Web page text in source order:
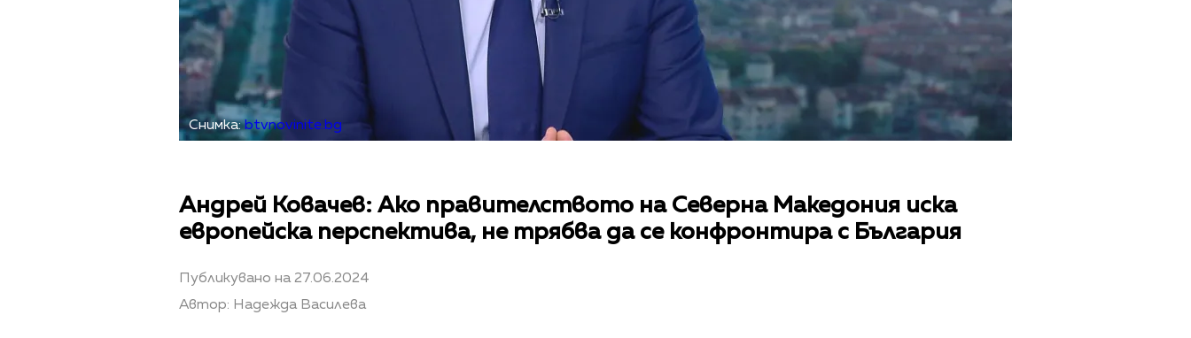
Снимка:btvnovinite.bg
Андрей Ковачев: Ако правителството на Северна Македония иска
европейска перспектива, не трябва да се конфронтира с България
Публикувано на 27.06.2024
Автор: Надежда Василева